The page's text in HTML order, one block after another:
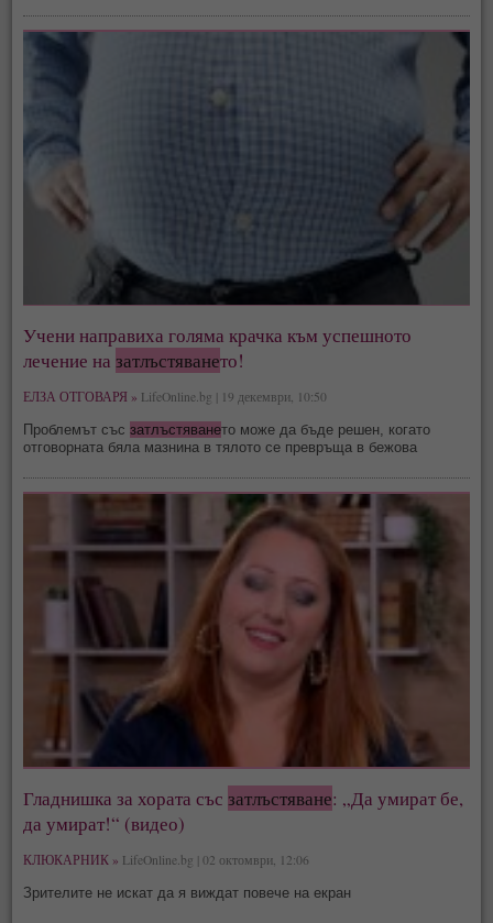
Учени направиха голяма крачка към успешното
лечение назатлъстяването!
ЕЛЗА ОТГОВАРЯ » LifeOnline.bg | 19 декември, 10:50
Проблемът съсзатлъстяването може да бъде решен, когато
отговорната бяла мазнина в тялото се превръща в бежова
Гладнишка за хората съсзатлъстяване: „Да умират бе,
да умират!“ (видео)
КЛЮКАРНИК » LifeOnline.bg | 02 октомври, 12:06
Зрителите не искат да я виждат повече на екран